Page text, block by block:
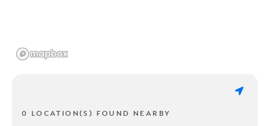
0 LOCATION(S) FOUND NEARBY